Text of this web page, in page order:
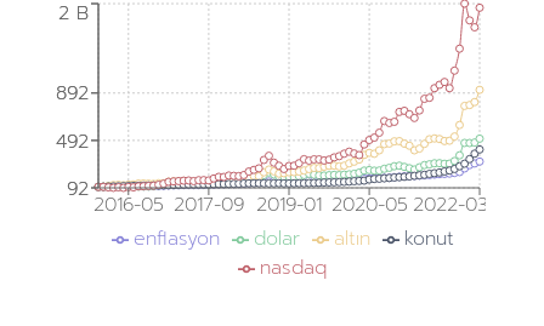
2016-05 2017-09 2019-01 2020-05 2022-03
92
492
892
2 B
92
492
892
2 B
enflasyon dolar altın
konut
nasdaq